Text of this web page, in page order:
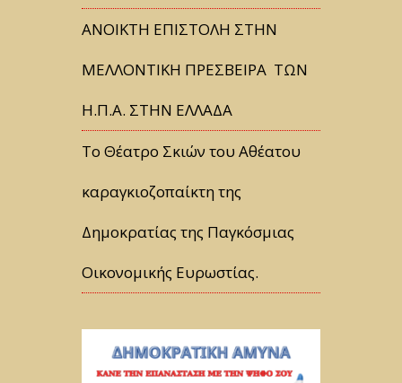
ΑΝΟΙΚΤΗ ΕΠΙΣΤΟΛΗ ΣΤΗΝ
ΜΕΛΛΟΝΤΙΚΗ ΠΡΕΣΒΕΙΡΑ ΤΩΝ
Η.Π.Α. ΣΤΗΝ ΕΛΛΑΔΑ
Tο Θέατρο Σκιών του Αθέατου
καραγκιοζοπαίκτη της
Δημοκρατίας της Παγκόσμιας
Οικονομικής Ευρωστίας.